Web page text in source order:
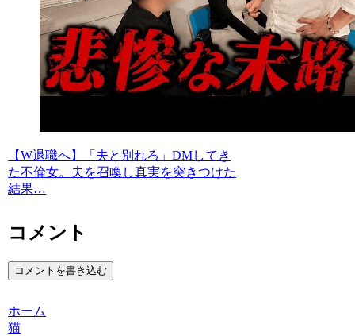
【W退職へ】「夫と別れろ」DMしてき
た不倫女。夫を召喚し真実を突きつけた
結果…
コメント
コメントを書き込む
ホーム
猫